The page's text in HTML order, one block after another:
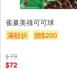
雀巢美祿可可球
滿額折
贈$200
$ 79
$72